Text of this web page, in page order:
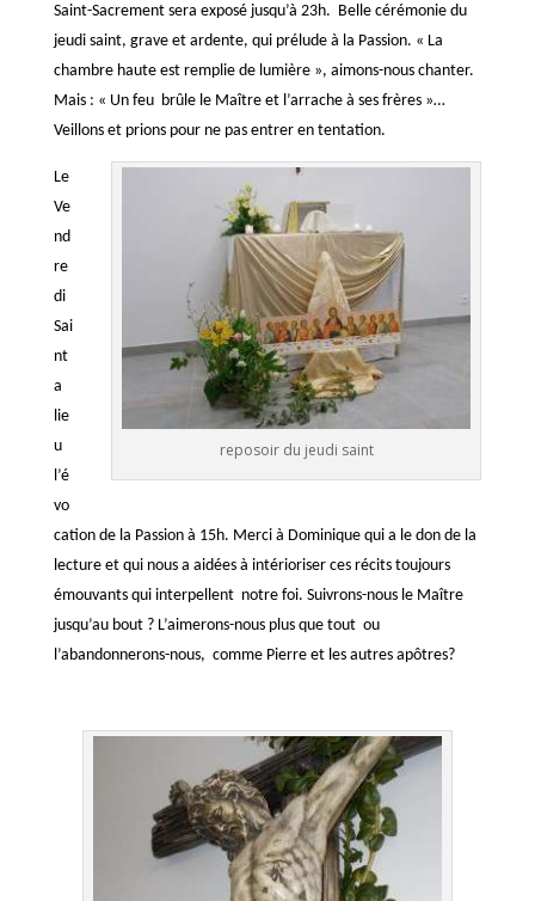
Saint-Sacrement sera exposé jusqu’à 23h. Belle cérémonie du
jeudi saint, grave et ardente, qui prélude à la Passion. « La
chambre haute est remplie de lumière », aimons-nous chanter.
Mais : « Un feu brûle le Maître et l’arrache à ses frères »…
Veillons et prions pour ne pas entrer en tentation.
reposoir du jeudi saint
Le
Ve
nd
re
di
Sai
nt
a
lie
u
l’é
vo
cation de la Passion à 15h. Merci à Dominique qui a le don de la
lecture et qui nous a aidées à intérioriser ces récits toujours
émouvants qui interpellent notre foi. Suivrons-nous le Maître
jusqu’au bout ? L’aimerons-nous plus que tout ou
l’abandonnerons-nous, comme Pierre et les autres apôtres?